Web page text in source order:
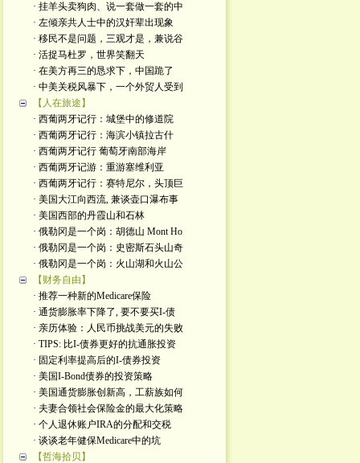
· 挂羊头卖狗肉、说一套做一套的中
· 左倾亲共人士中的汉奸辈出现象
· 移民不是问题，三观才是，兼说谷
· 活捉马杜罗，世界笑翻天
· 在美方再三的恳求下，中国跪了
· 中美关税风暴下，一个外贸人受到
【人在旅途】
· 西葡两牙记行：城堡中的修道院
· 西葡两牙记行：海滨小镇拉古什
· 西葡两牙记行 葡萄牙南部海岸
· 西葡两牙记游：重游塞维利亚
· 西葡两牙记行：赛特尼尔，头顶巨
· 美国大江向西流, 兼谈壶口瀑布事
· 美国西部的丹霞山和石林
· 俄勒冈是一个岗：胡德山 Mont Ho
· 俄勒冈是一个岗：史密斯石头山奇
· 俄勒冈是一个岗：火山湖和火山公
【财务自由】
· 推荐一种新的Medicare保险
· 通货膨胀率下降了, 要不要买I-债
· 亲历体验：人民币挑战美元的失败
· TIPS: 比I-债券更好的抗通胀投资
· 固定利率提高后的I-债券投资
· 美国I-Bond债券的投资策略
· 美国通货膨胀创新高，工薪族如何
· 夫妻合领社会保险金的最大化策略
· 个人退休账户IRA的分配和交税
· 谈谈老年健保Medicare中的坑
【哲海拾贝】